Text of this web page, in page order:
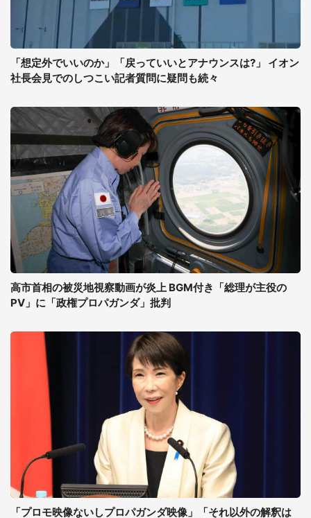
「想定外でいいのか」「戻っていいとアナウンスは?」 イオン
社長会見でのしつこい記者質問に疑問も続々
高市首相の被災地視察動画が炎上 BGM付き「総理が主役の
PV」に「政権プロパガンダ」批判
「プロモ映像ないしプロパガンダ映像」「それ以外の解釈は